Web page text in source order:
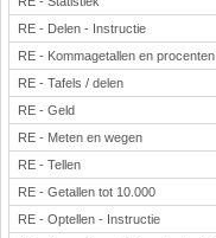
RE - Delen - Instructie
RE - Kommagetallen en procenten
RE - Tafels / delen
RE - Geld
RE - Meten en wegen
RE - Tellen
RE - Getallen tot 10.000
RE - Optellen - Instructie